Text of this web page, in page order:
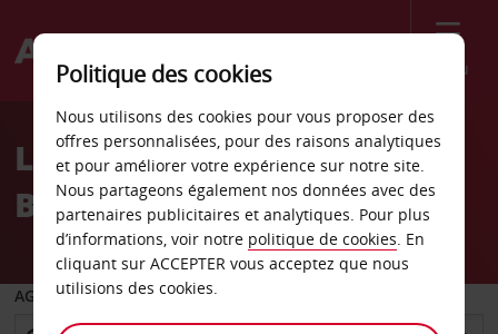
Menu
Welcome
AvisLocation de voiture Walu
Bay
AGENCE DE DÉPART
Politique des cookies
Nous utilisons des cookies pour vous proposer des
offres personnalisées, pour des raisons analytiques
et pour améliorer votre expérience sur notre site.
Nous partageons également nos données avec des
partenaires publicitaires et analytiques. Pour plus
d’informations, voir notre politique de cookies. En
cliquant sur ACCEPTER vous acceptez que nous
utilisions des cookies.